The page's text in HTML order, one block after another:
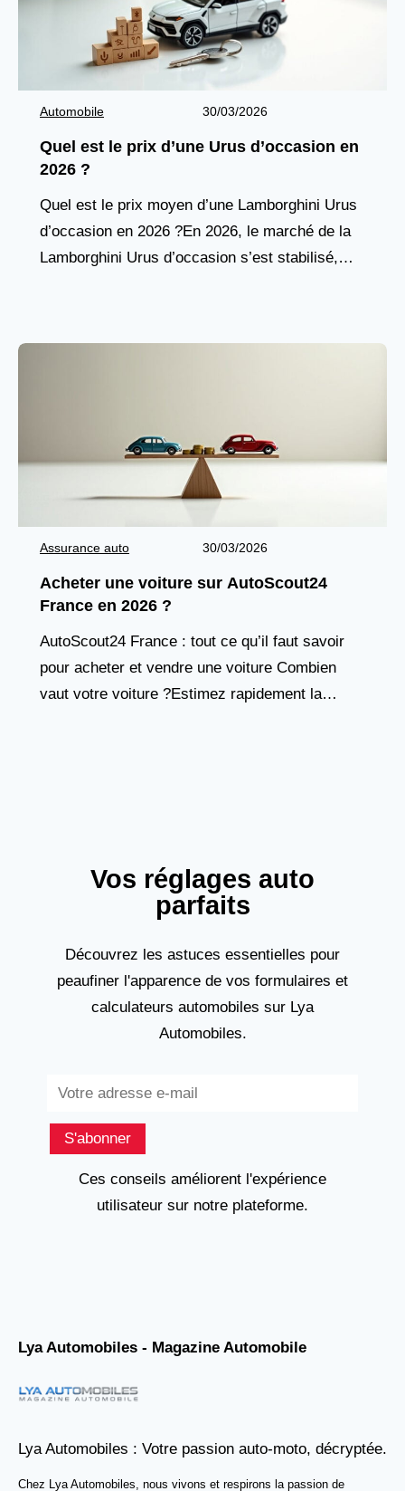
Automobile 30/03/2026
Quel est le prix d’une Urus d’occasion en
2026 ?
Quel est le prix moyen d’une Lamborghini Urus
d’occasion en 2026 ?En 2026, le marché de la
Lamborghini Urus d’occasion s’est stabilisé,
Assurance auto 30/03/2026
Acheter une voiture sur AutoScout24
France en 2026 ?
AutoScout24 France : tout ce qu’il faut savoir
pour acheter et vendre une voiture Combien
vaut votre voiture ?Estimez rapidement la
Vos réglages auto
parfaits
Découvrez les astuces essentielles pour
peaufiner l'apparence de vos formulaires et
calculateurs automobiles sur Lya
Automobiles.
S'abonner
Ces conseils améliorent l'expérience
utilisateur sur notre plateforme.
Lya Automobiles - Magazine Automobile
Lya Automobiles : Votre passion auto-moto, décryptée.
Chez Lya Automobiles, nous vivons et respirons la passion de